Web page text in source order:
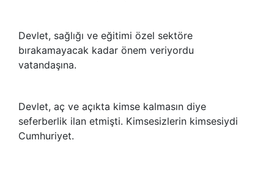
Devlet, sağlığı ve eğitimi özel sektöre
bırakamayacak kadar önem veriyordu
vatandaşına.
Devlet, aç ve açıkta kimse kalmasın diye
seferberlik ilan etmişti. Kimsesizlerin kimsesiydi
Cumhuriyet.